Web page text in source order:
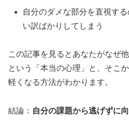
自分のダメな部分を直視す
い訳ばかりしてしまう
この記事を見るとあなたがなぜ
という「本当の心理」と、そこ
軽くなる方法がわかります。
結論： 自分の課題から逃げずに